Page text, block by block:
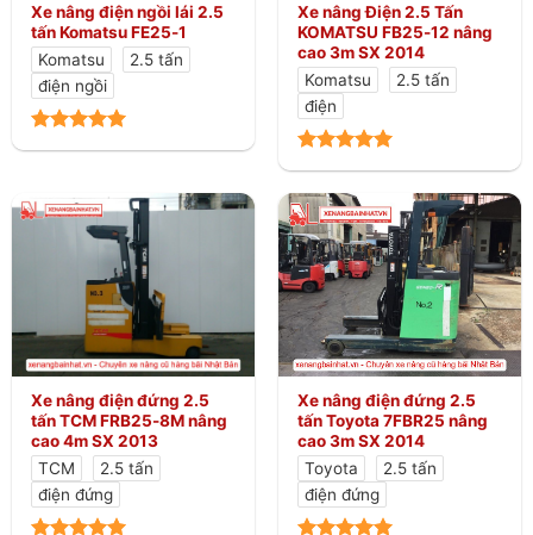
Xe nâng điện ngồi lái 2.5
tấn Komatsu FE25-1
Komatsu
2.5 tấn
điện ngồi
Xe nâng Điện 2.5 Tấn
KOMATSU FB25-12 nâng
cao 3m SX 2014
Komatsu
2.5 tấn
điện
Xe nâng điện đứng 2.5
tấn TCM FRB25-8M nâng
cao 4m SX 2013
TCM
2.5 tấn
điện đứng
Xe nâng điện đứng 2.5
tấn Toyota 7FBR25 nâng
cao 3m SX 2014
Toyota
2.5 tấn
điện đứng